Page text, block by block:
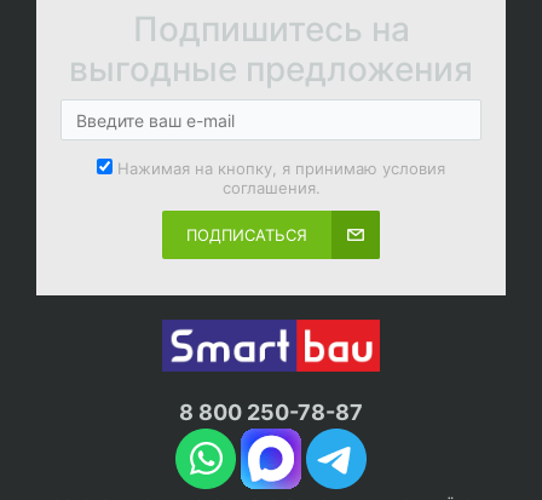
Подпишитесь на
выгодные предложения
Нажимая на кнопку, я принимаю условия
соглашения.
ПОДПИСАТЬСЯ
8 800 250-78-87